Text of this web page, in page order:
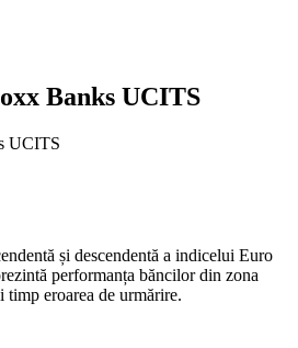
Banks UCITS
UCITS
și descendentă a indicelui Euro
performanța băncilor din zona
eroarea de urmărire.